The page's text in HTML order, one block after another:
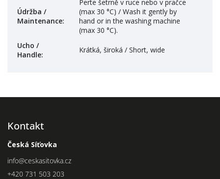
Údržba /
Maintenance:
Perte šetrně v ruce nebo v pračce
(max 30 °C) / Wash it gently by
hand or in the washing machine
(max 30 °C).
Ucho /
Handle:
Krátká, široká / Short, wide
Kontakt
Česká Síťovka
info@ceskasitovka.cz
+420 731 503 203